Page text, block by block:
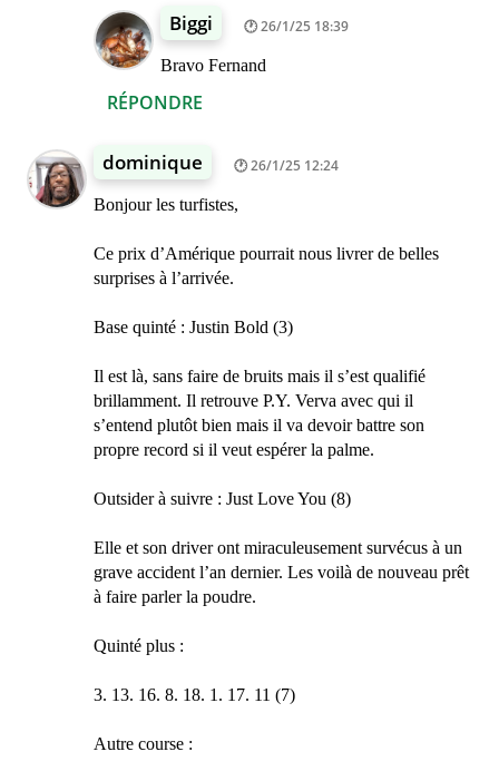
RÉPONDRE
Biggi 26/1/25 18:39
Bravo Fernand
dominique 26/1/25 12:24
Bonjour les turfistes,
Ce prix d’Amérique pourrait nous livrer de belles
surprises à l’arrivée.
Base quinté : Justin Bold (3)
Il est là, sans faire de bruits mais il s’est qualifié
brillamment. Il retrouve P.Y. Verva avec qui il
s’entend plutôt bien mais il va devoir battre son
propre record si il veut espérer la palme.
Outsider à suivre : Just Love You (8)
Elle et son driver ont miraculeusement survécus à un
grave accident l’an dernier. Les voilà de nouveau prêt
à faire parler la poudre.
Quinté plus :
3. 13. 16. 8. 18. 1. 17. 11 (7)
Autre course :